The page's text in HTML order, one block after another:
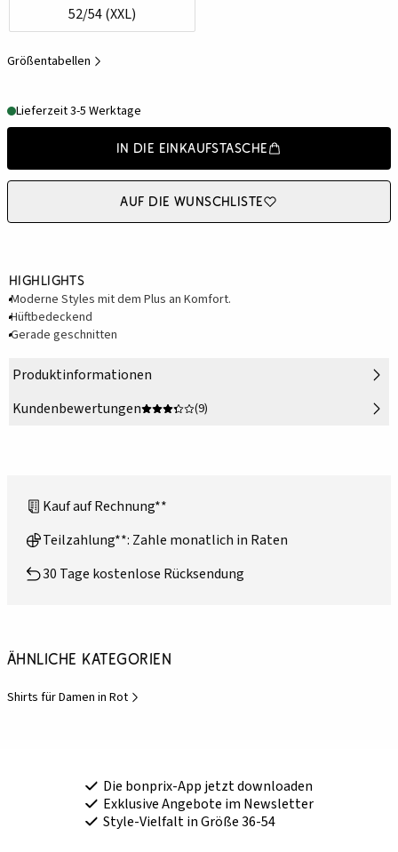
52/54 (XXL)
Größentabellen
Lieferzeit 3-5 Werktage
In die Einkaufstasche
Auf die Wunschliste
Highlights
Moderne Styles mit dem Plus an Komfort.
Hüftbedeckend
Gerade geschnitten
Produktinformationen
Kundenbewertungen
(9)
Kauf auf Rechnung**
Teilzahlung**: Zahle monatlich in Raten
30 Tage kostenlose Rücksendung
Ähnliche Kategorien
Shirts für Damen in Rot
Die bonprix-App jetzt downloaden
Exklusive Angebote im Newsletter
Style-Vielfalt in Größe 36-54